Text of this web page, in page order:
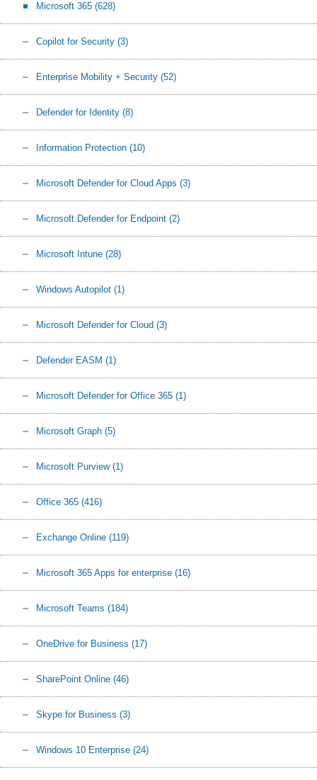
Microsoft 365 (628)
Copilot for Security (3)
Enterprise Mobility + Security (52)
Defender for Identity (8)
Information Protection (10)
Microsoft Defender for Cloud Apps (3)
Microsoft Defender for Endpoint (2)
Microsoft Intune (28)
Windows Autopilot (1)
Microsoft Defender for Cloud (3)
Defender EASM (1)
Microsoft Defender for Office 365 (1)
Microsoft Graph (5)
Microsoft Purview (1)
Office 365 (416)
Exchange Online (119)
Microsoft 365 Apps for enterprise (16)
Microsoft Teams (184)
OneDrive for Business (17)
SharePoint Online (46)
Skype for Business (3)
Windows 10 Enterprise (24)